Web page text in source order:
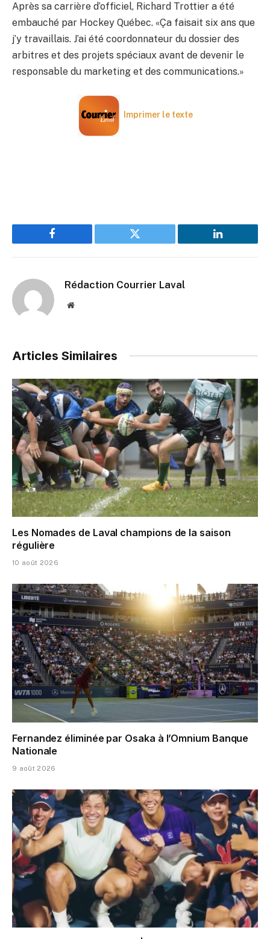
Après sa carrière d’officiel, Richard Trottier a été
embauché par Hockey Québec. «Ça faisait six ans que
j’y travaillais. J’ai été coordonnateur du dossier des
arbitres et des projets spéciaux avant de devenir le
responsable du marketing et des communications.»
Imprimer le texte
Facebook Twitter LinkedIn
Rédaction Courrier Laval
Website
Articles Similaires
Les Nomades de Laval champions de la saison
régulière
10 août 2026
Fernandez éliminée par Osaka à l’Omnium Banque
Nationale
9 août 2026